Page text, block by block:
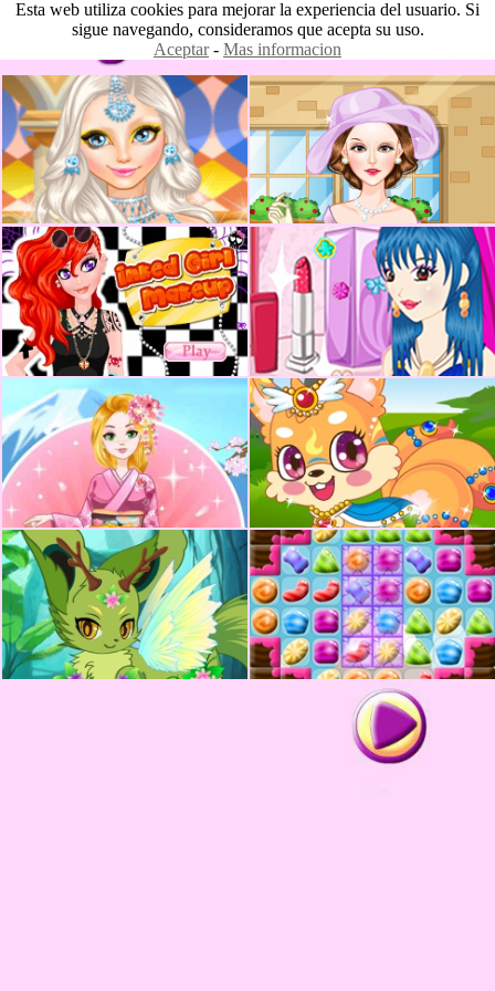
Esta web utiliza cookies para mejorar la experiencia del usuario. Si
sigue navegando, consideramos que acepta su uso.
Aceptar- Mas informacion